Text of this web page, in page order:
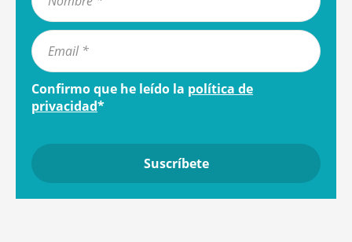
Confirmo que he leído la política de
privacidad*